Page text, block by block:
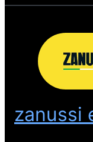
zanussi